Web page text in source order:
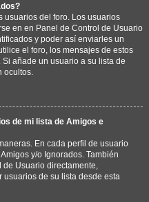
usuarios del foro. Los usuarios
en en Panel de Control de Usuario
y poder así enviarles un
el foro, los mensajes de estos
añade un usuario a su lista de
ocultos.
de mi lista de Amigos e
En cada perfil de usuario
y/o Ignorados. También
Usuario directamente,
de su lista desde esta